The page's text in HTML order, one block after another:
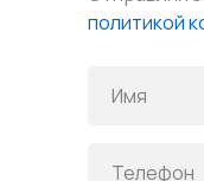
политикой